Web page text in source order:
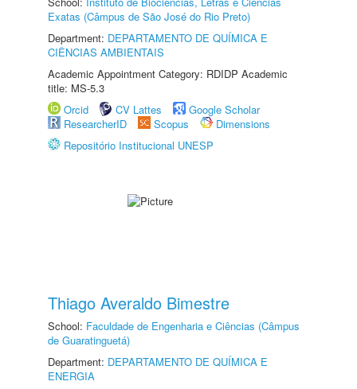
Exatas (Câmpus de São José do Rio Preto)
Department: DEPARTAMENTO DE QUÍMICA E
CIÊNCIAS AMBIENTAIS
Academic Appointment Category: RDIDP Academic
title: MS-5.3
Orcid
CV Lattes
Google Scholar
ResearcherID
Scopus
Dimensions
Repositório Institucional UNESP
Thiago Averaldo Bimestre
School: Faculdade de Engenharia e Ciências (Câmpus
de Guaratinguetá)
Department: DEPARTAMENTO DE QUÍMICA E
ENERGIA